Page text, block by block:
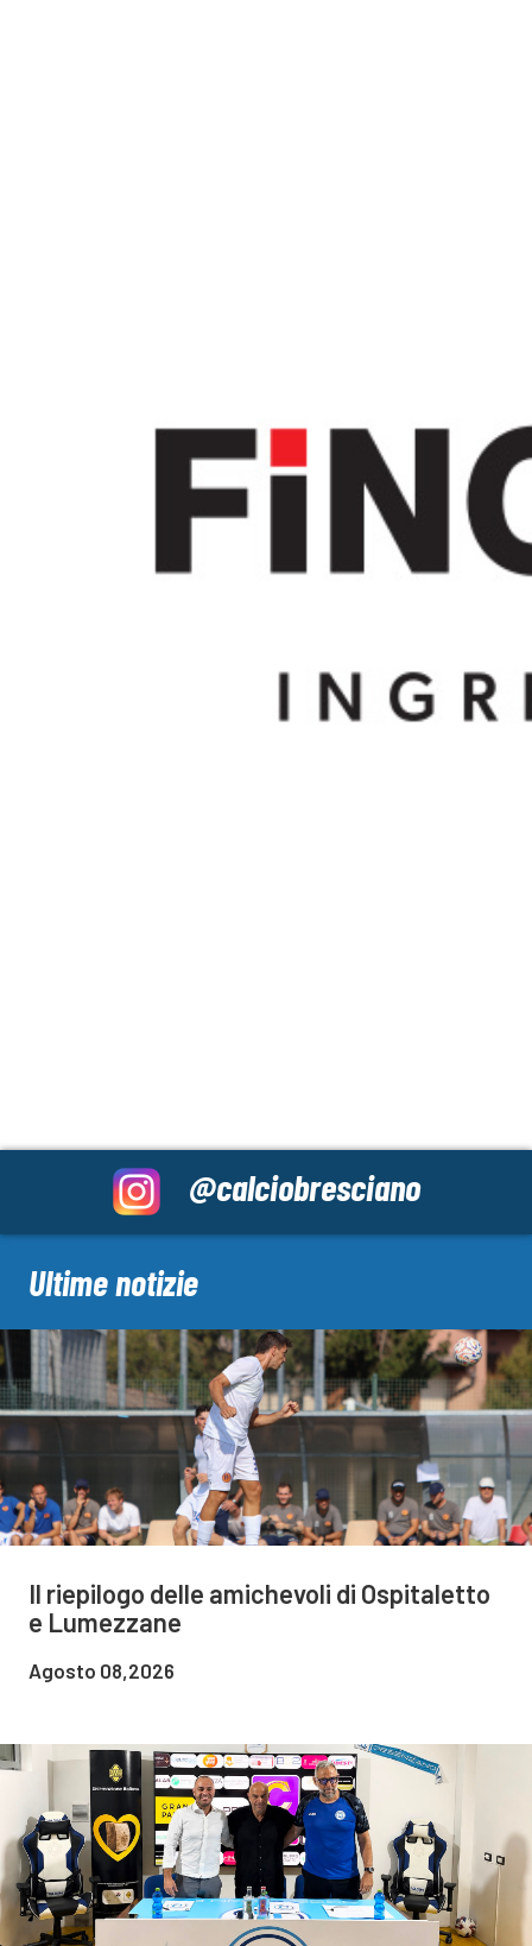
@calciobresciano
Ultime notizie
Il riepilogo delle amichevoli di Ospitaletto
e Lumezzane
Agosto 08,2026